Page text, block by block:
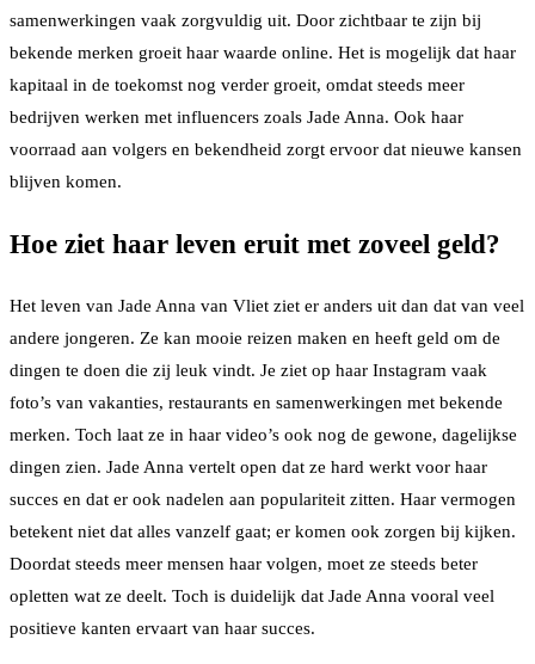
samenwerkingen vaak zorgvuldig uit. Door zichtbaar te zijn bij
bekende merken groeit haar waarde online. Het is mogelijk dat haar
kapitaal in de toekomst nog verder groeit, omdat steeds meer
bedrijven werken met influencers zoals Jade Anna. Ook haar
voorraad aan volgers en bekendheid zorgt ervoor dat nieuwe kansen
blijven komen.
Hoe ziet haar leven eruit met zoveel geld?
Het leven van Jade Anna van Vliet ziet er anders uit dan dat van veel
andere jongeren. Ze kan mooie reizen maken en heeft geld om de
dingen te doen die zij leuk vindt. Je ziet op haar Instagram vaak
foto’s van vakanties, restaurants en samenwerkingen met bekende
merken. Toch laat ze in haar video’s ook nog de gewone, dagelijkse
dingen zien. Jade Anna vertelt open dat ze hard werkt voor haar
succes en dat er ook nadelen aan populariteit zitten. Haar vermogen
betekent niet dat alles vanzelf gaat; er komen ook zorgen bij kijken.
Doordat steeds meer mensen haar volgen, moet ze steeds beter
opletten wat ze deelt. Toch is duidelijk dat Jade Anna vooral veel
positieve kanten ervaart van haar succes.